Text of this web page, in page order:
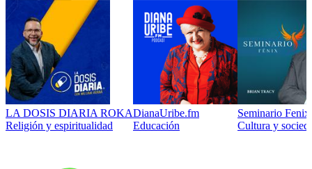
LA DOSIS DIARIA ROKA
Religión y espiritualidad
DianaUribe.fm
Educación
Seminario
Cultura y